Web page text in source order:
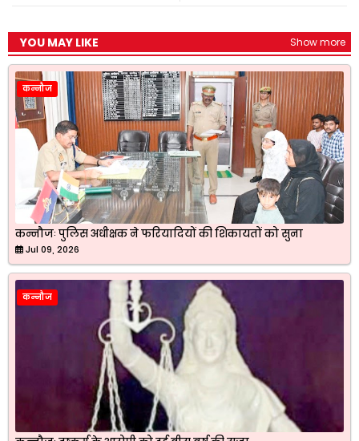
YOU MAY LIKE Show more
कन्नौज
कन्नौजः पुलिस अधीक्षक ने फरियादियों की शिकायतों को सुना
Jul 09, 2026
कन्नौज